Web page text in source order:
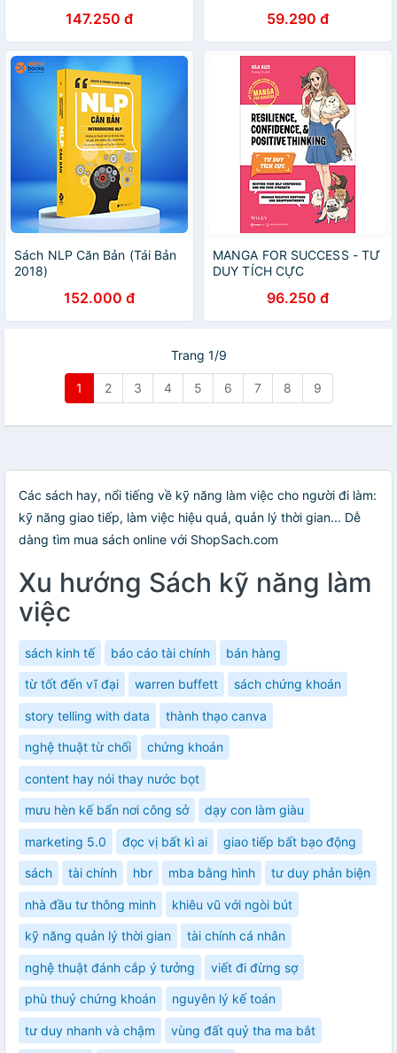
Ph.D - PACE Books
147.250 đ 59.290 đ
Sách NLP Căn Bản (Tái Bản
2018)
152.000 đ
MANGA FOR SUCCESS - TƯ
DUY TÍCH CỰC
96.250 đ
Trang 1/9
1 2 3 4 5 6 7 8 9
Các sách hay, nổi tiếng về kỹ năng làm việc cho người đi làm:
kỹ năng giao tiếp, làm việc hiệu quả, quản lý thời gian... Dễ
dàng tìm mua sách online với ShopSach.com
Xu hướng Sách kỹ năng làm
việc
sách kinh tế báo cáo tài chính bán hàng
từ tốt đến vĩ đại warren buffett sách chứng khoán
story telling with data thành thạo canva
nghệ thuật từ chối chứng khoán
content hay nói thay nước bọt
mưu hèn kế bẩn nơi công sở dạy con làm giàu
marketing 5.0 đọc vị bất kì ai giao tiếp bất bạo động
sách tài chính hbr mba bằng hình tư duy phản biện
nhà đầu tư thông minh khiêu vũ với ngòi bút
kỹ năng quản lý thời gian tài chính cá nhân
nghệ thuật đánh cắp ý tưởng viết đi đừng sợ
phù thuỷ chứng khoán nguyên lý kế toán
tư duy nhanh và chậm vùng đất quỷ tha ma bắt